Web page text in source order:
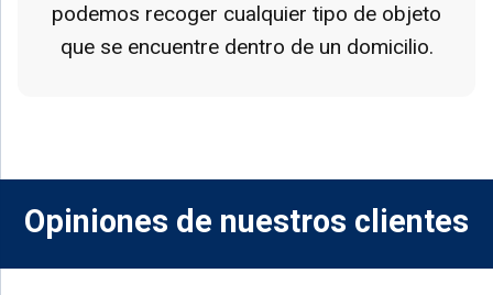
podemos recoger cualquier tipo de objeto
que se encuentre dentro de un domicilio.
Opiniones de nuestros clientes